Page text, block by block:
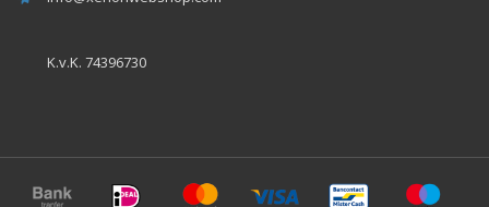
K.v.K. 74396730